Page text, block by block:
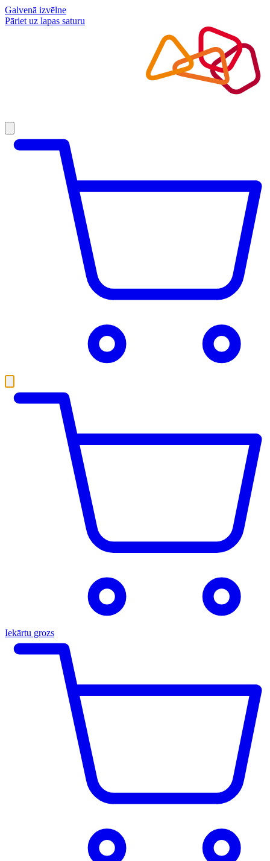
Galvenā izvēlne
Pāriet uz lapas saturu
Iekārtu grozs